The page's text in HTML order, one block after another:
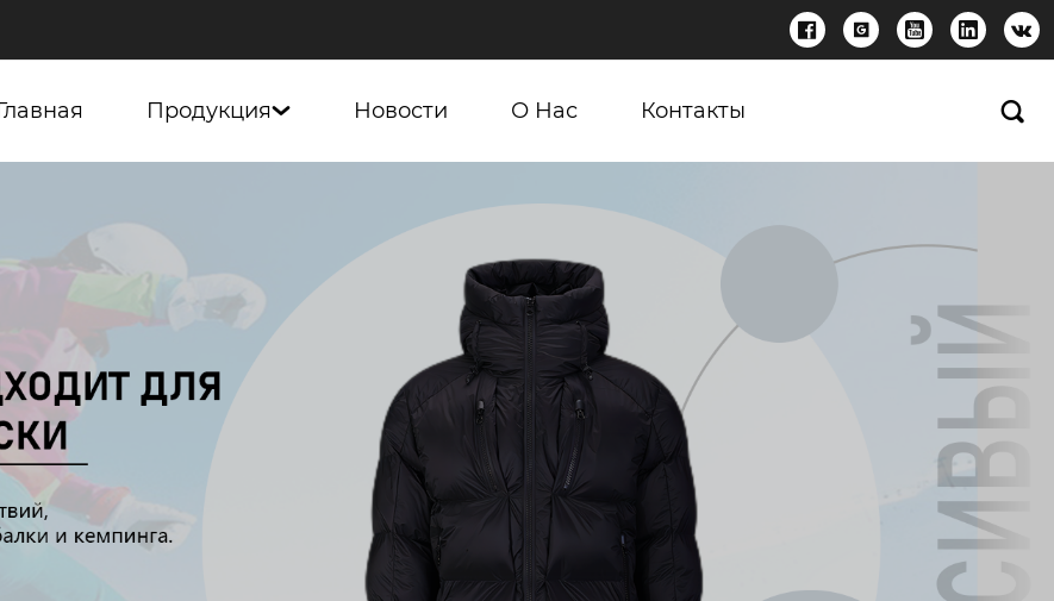
    
Продукция Новости О Нас Контакты 